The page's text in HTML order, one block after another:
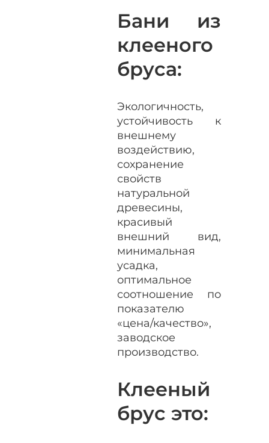
Бани из
клееного
бруса:
Экологичность,
устойчивость к
внешнему
воздействию,
сохранение
свойств
натуральной
древесины,
красивый
внешний вид,
минимальная
усадка,
оптимальное
соотношение по
показателю
«цена/качество»,
заводское
производство.
Клееный
брус это: